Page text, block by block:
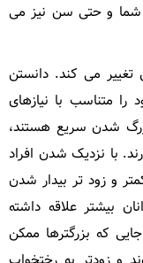
شما و حتی سن نیز می
می کند. دانستن
متناسب با نیازهای
شدن سریع هستند،
با نزدیک شدن افراد
و زود تر بیدار شدن
بیشتر علاقه داشته
که بزرگترها ممکن